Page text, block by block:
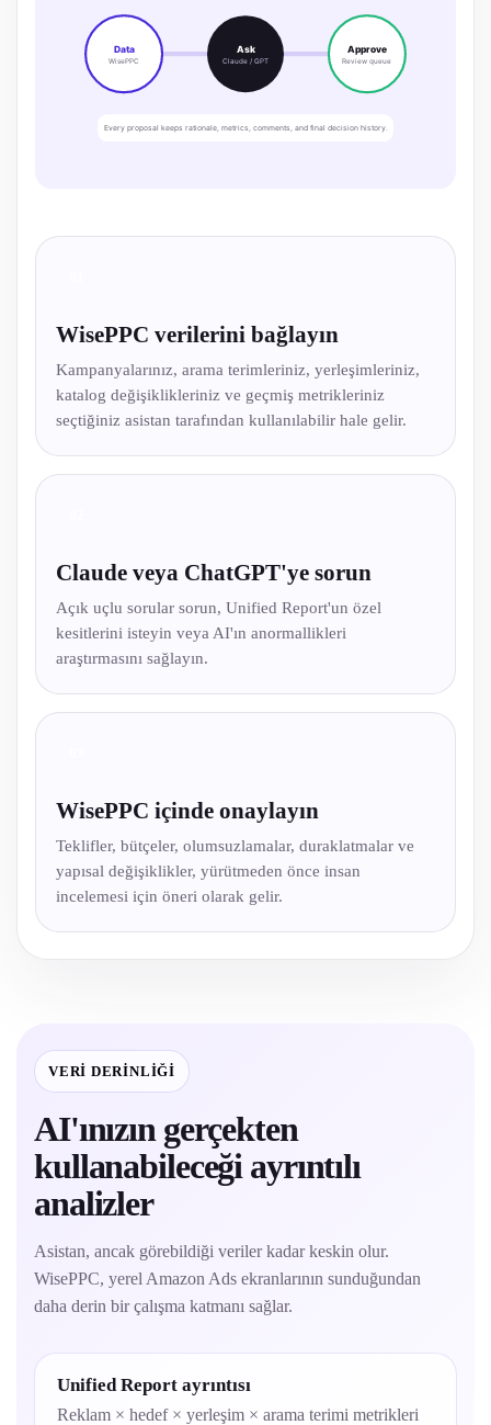
WisePPC verilerini bağlayın
Kampanyalarınız, arama terimleriniz, yerleşimleriniz,
katalog değişiklikleriniz ve geçmiş metrikleriniz
seçtiğiniz asistan tarafından kullanılabilir hale gelir.
Claude veya ChatGPT'ye sorun
Açık uçlu sorular sorun, Unified Report'un özel
kesitlerini isteyin veya AI'ın anormallikleri
araştırmasını sağlayın.
WisePPC içinde onaylayın
Teklifler, bütçeler, olumsuzlamalar, duraklatmalar ve
yapısal değişiklikler, yürütmeden önce insan
incelemesi için öneri olarak gelir.
VERI DERINLIĞI
AI'ınızın gerçekten
kullanabileceği ayrıntılı
analizler
Asistan, ancak görebildiği veriler kadar keskin olur.
WisePPC, yerel Amazon Ads ekranlarının sunduğundan
daha derin bir çalışma katmanı sağlar.
Unified Report ayrıntısı
Reklam × hedef × yerleşim × arama terimi metrikleri